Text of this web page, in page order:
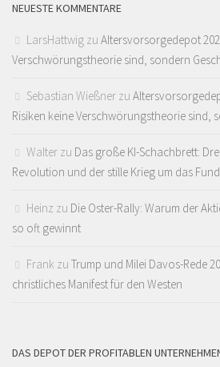
NEUESTE KOMMENTARE
LarsHattwig zu Altersvorsorgedepot
Verschwörungstheorie sind, sondern
Sebastian Wießner zu
Risiken keine Verschwörungstheorie sind,
Walter zu Das große KI-Schachbrett:
Revolution und der stille Krieg um das
Heinz zu Die Oster-Rally: Warum der
so oft gewinnt
Frank zu Trump und Milei Davos-Rede
christliches Manifest für den Westen
DAS DEPOT DER PROFITABLEN